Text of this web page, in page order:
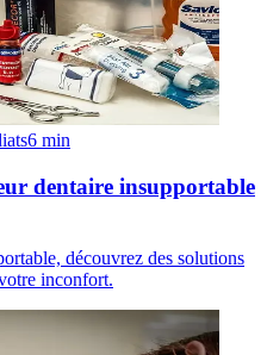
6 min
dentaire insupportable
découvrez des solutions
inconfort.